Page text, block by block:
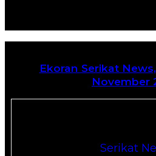
Ekoran Serikat
November
Serikat